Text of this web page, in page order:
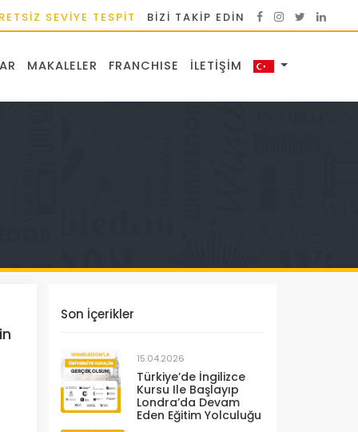
SEVİYE TESPİT BIZI TAKIP EDIN
MAKALELER FRANCHISE İLETIŞIM
Son İçerikler
15.04.2026
Türkiye’de İngilizce
Kursu Ile Başlayıp
Londra’da Devam
Eden Eğitim Yolculuğu